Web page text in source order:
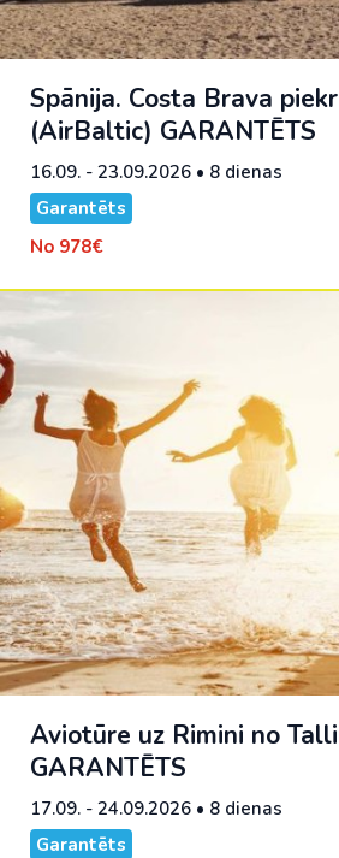
Spānija. Costa Brava
(AirBaltic) GARANTĒTS
16.09. - 23.09.2026 • 8 dienas
Garantēts
No 978€
Aviotūre uz Rimini no
GARANTĒTS
17.09. - 24.09.2026 • 8 dienas
Garantēts